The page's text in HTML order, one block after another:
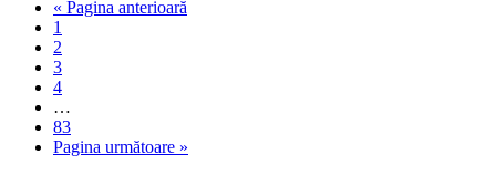
« Pagina anterioară
1
2
3
4
…
83
Pagina următoare »